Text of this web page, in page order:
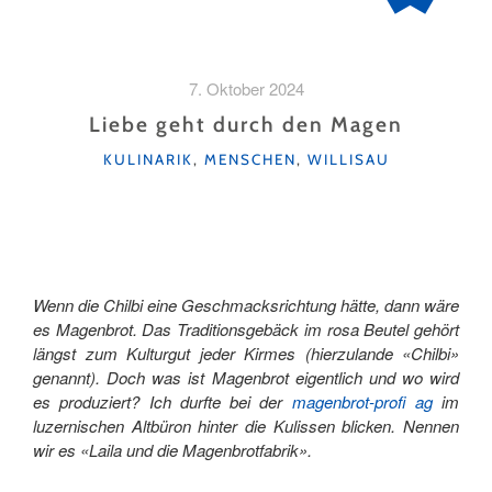
7. Oktober 2024
Liebe geht durch den Magen
KATEGORIEN
KULINARIK, MENSCHEN, WILLISAU
Wenn die Chilbi eine Geschmacksrichtung hätte, dann wäre
es Magenbrot. Das Traditionsgebäck im rosa Beutel gehört
längst zum Kulturgut jeder Kirmes (hierzulande «Chilbi»
genannt). Doch was ist Magenbrot eigentlich und wo wird
es produziert? Ich durfte bei der magenbrot-profi agim
luzernischen Altbüron hinter die Kulissen blicken. Nennen
wir es «Laila und die Magenbrotfabrik».